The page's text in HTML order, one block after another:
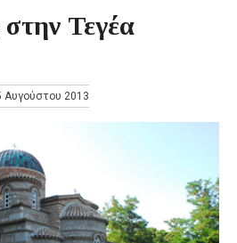
Τεγέα
Αυγούστου 2013